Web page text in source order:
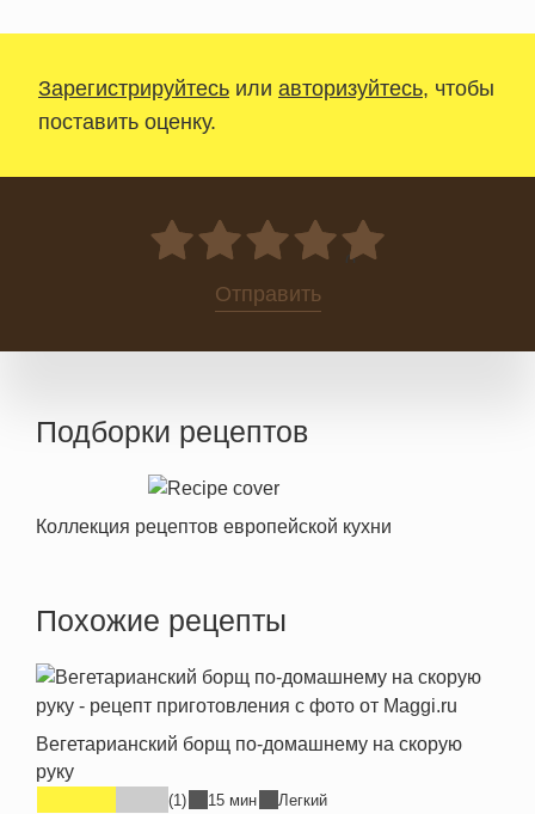
Зарегистрируйтесь или авторизуйтесь, чтобы
поставить оценку.
0
Отправить
Подборки рецептов
Коллекция рецептов европейской кухни
Похожие рецепты
Вегетарианский борщ по-домашнему на скорую
руку
(1) 15 мин Легкий